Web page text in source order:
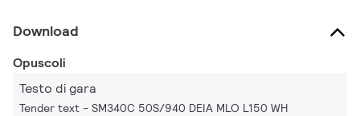
Download
Opuscoli
Testo di gara
Tender text - SM340C 50S/940 DEIA MLO L150 WH